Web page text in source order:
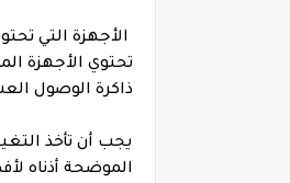
ذاكرة الوصول
يجب أن تأخذ
الموضحة أذناه